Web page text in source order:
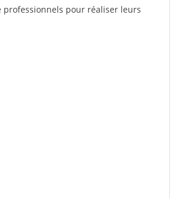
professionnels pour réaliser leurs